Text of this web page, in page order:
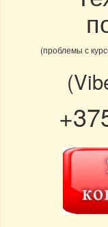
(проблемы с